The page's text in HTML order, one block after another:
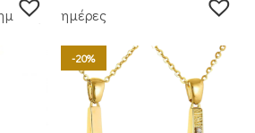
ημέρες
-20%